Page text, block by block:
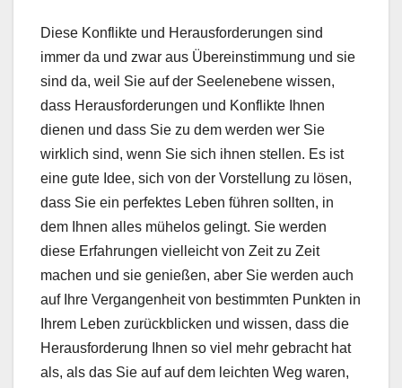
Diese Konflikte und Herausforderungen sind
immer da und zwar aus Übereinstimmung und sie
sind da, weil Sie auf der Seelenebene wissen,
dass Herausforderungen und Konflikte Ihnen
dienen und dass Sie zu dem werden wer Sie
wirklich sind, wenn Sie sich ihnen stellen. Es ist
eine gute Idee, sich von der Vorstellung zu lösen,
dass Sie ein perfektes Leben führen sollten, in
dem Ihnen alles mühelos gelingt. Sie werden
diese Erfahrungen vielleicht von Zeit zu Zeit
machen und sie genießen, aber Sie werden auch
auf Ihre Vergangenheit von bestimmten Punkten in
Ihrem Leben zurückblicken und wissen, dass die
Herausforderung Ihnen so viel mehr gebracht hat
als, als das Sie auf auf dem leichten Weg waren,